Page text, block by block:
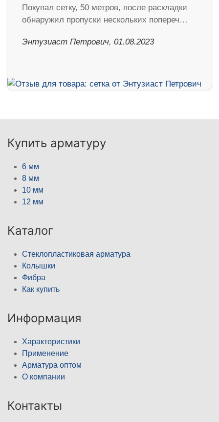
Покупал сетку, 50 метров, после раскладки
обнаружил пропуски нескольких попереч…
Энтузиаст Петрович, 01.08.2023
Купить арматуру
6 мм
8 мм
10 мм
12 мм
Каталог
Стеклопластиковая арматура
Колышки
Фибра
Как купить
Информация
Характеристики
Применение
Арматура оптом
О компании
Контакты